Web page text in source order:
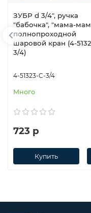
ЗУБР d 3/4″, ручка
″бабочка″, ″мама-
полнопроходной
шаровой кран (4-
3/4)
4-51323-C-3/4
Много
723 р
Купить